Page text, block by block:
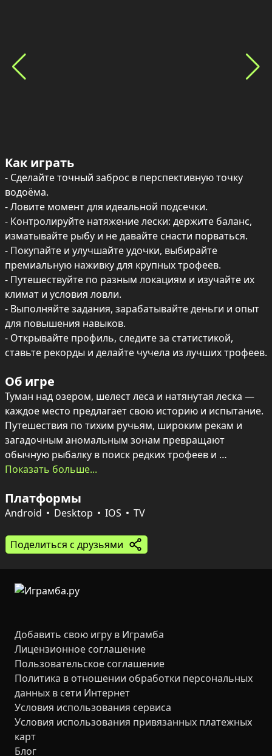
Как играть
- Сделайте точный заброс в перспективную точку
водоёма.
- Ловите момент для идеальной подсечки.
- Контролируйте натяжение лески: держите баланс,
изматывайте рыбу и не давайте снасти порваться.
- Покупайте и улучшайте удочки, выбирайте
премиальную наживку для крупных трофеев.
- Путешествуйте по разным локациям и изучайте их
климат и условия ловли.
- Выполняйте задания, зарабатывайте деньги и опыт
для повышения навыков.
- Открывайте профиль, следите за статистикой,
ставьте рекорды и делайте чучела из лучших трофеев.
Об игре
Туман над озером, шелест леса и натянутая леска —
каждое место предлагает свою историю и испытание.
Путешествия по тихим ручьям, широким рекам и
загадочным аномальным зонам превращают
обычную рыбалку в поиск редких трофеев и
неожиданных находок.
Собирай коллекцию из сотен видов, выполняй
задания, прокачивай навыки и улучшай снаряжение:
справиться с самыми крупными хищниками. В
личном профиле доступны подробная статистика,
уловов, чтобы составить идеальную коллекцию.
Показать больше...
Платформы
Android Desktop IOS TV
Поделиться с друзьями
Добавить свою игру в Играмба
Лицензионное соглашение
Пользовательское соглашение
Политика в отношении обработки персональных
данных в сети Интернет
Условия использования сервиса
Условия использования привязанных платежных
карт
Блог